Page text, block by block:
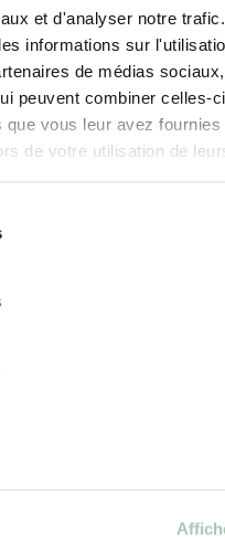
et d'analyser notre
informations sur
de médias
peuvent combiner celles-
que vous leur avez
de votre utilisation de